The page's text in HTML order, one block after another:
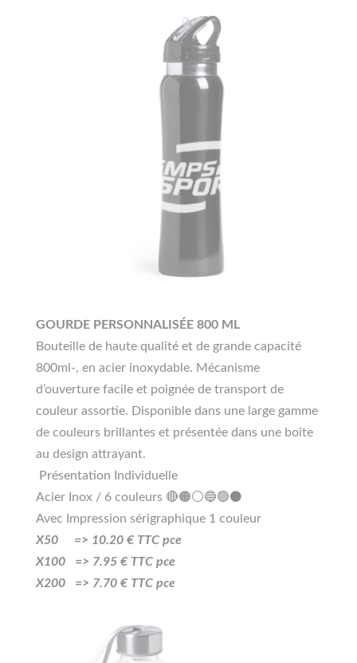
GOURDE PERSONNALISÉE 800 ML
Bouteille de haute qualité et de grande capacité
800ml-, en acier inoxydable. Mécanisme
d’ouverture facile et poignée de transport de
couleur assortie. Disponible dans une large gamme
de couleurs brillantes et présentée dans une boîte
au design attrayant.
Présentation Individuelle
Acier Inox / 6 couleurs 🔴🟠⚪🔵🟢⚫
Avec Impression sérigraphique 1 couleur
X50 => 10.20 € TTC pce
X100 => 7.95 € TTC pce
X200 => 7.70 € TTC pce